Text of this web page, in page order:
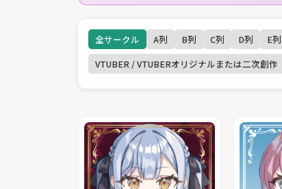
全サークル A列 B列 C列 D列 E列
VTUBER / VTUBERオリジナルまたは二次創作